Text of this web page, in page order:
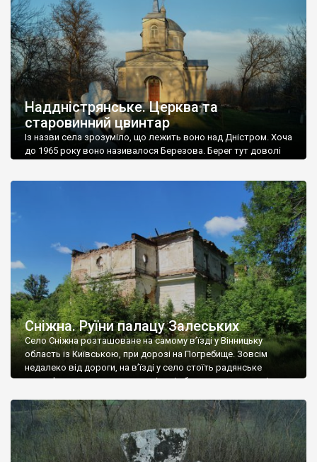
український. Хрести датуються 19 століттям. У 1924-1940
роках Болган […]
Наддністрянське. Церква та
старовинний цвинтар
Із назви села зрозуміло, що лежить воно над Дністром. Хоча
до 1965 року воно називалося Березова. Берег тут доволі
Наддністрянське відрізняється від більшості навколишніх
сіл. У селі є мурована Михайлівська церква. Точної дати […]
Сніжна. Руїни палацу Залеських
Село Сніжна розташоване на самому в’їзді у Вінницьку
область із Київською, при дорозі на Погребище. Зовсім
недалеко від дороги, на в’їзді у село стоїть радянське
рельєфне пано, яке показує жінку і яблуню, а трохи далі, десь
не видно, але видно дві стареньких колії у траві – […]